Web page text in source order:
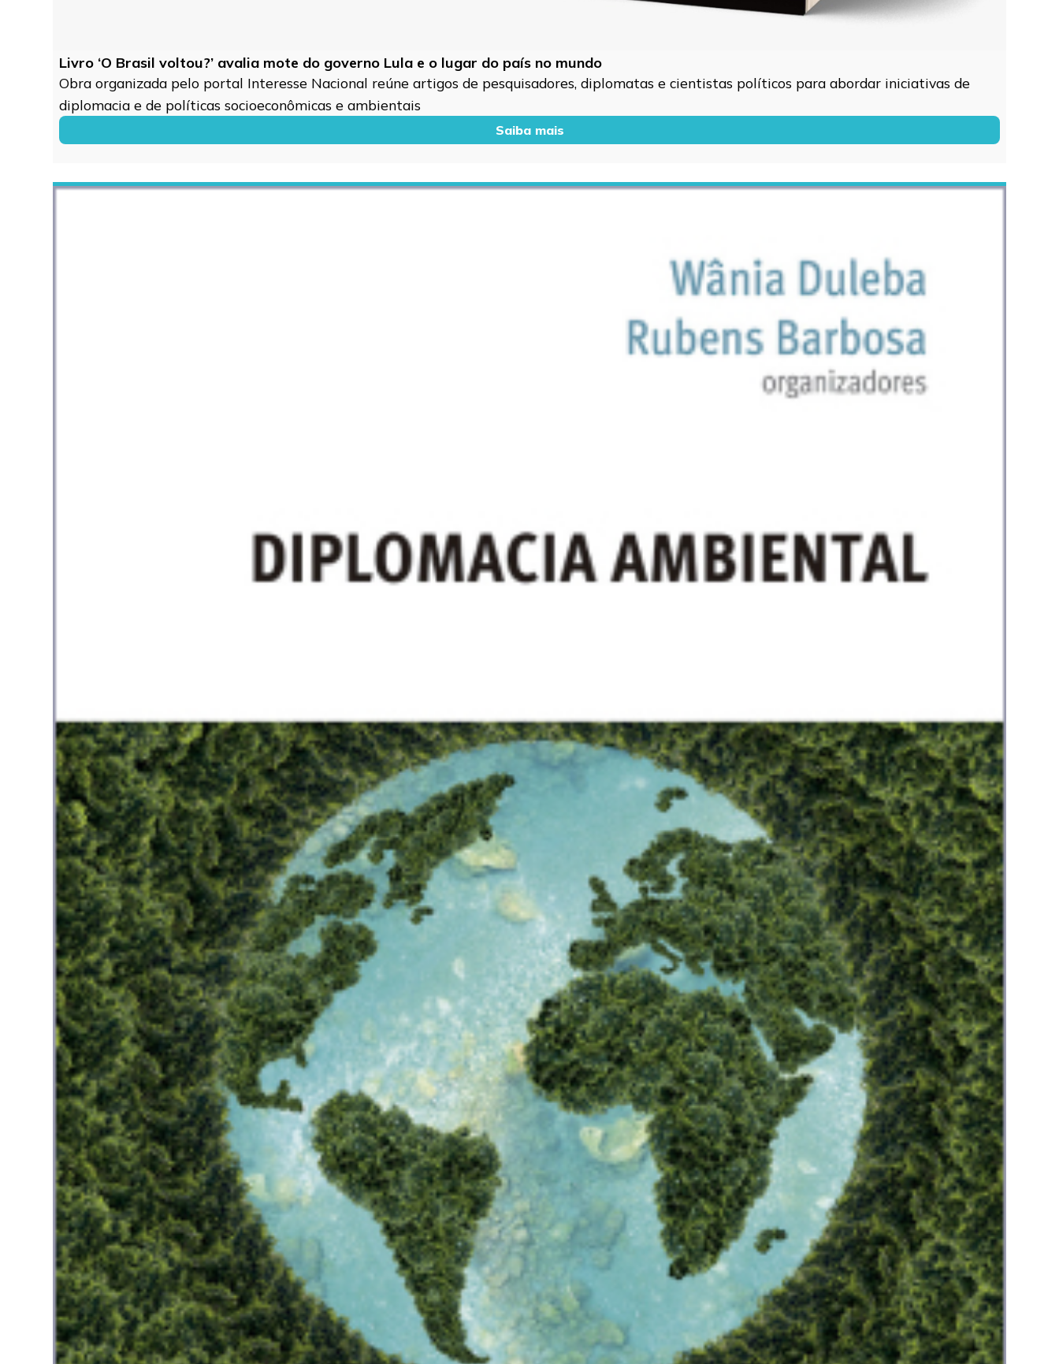
Livro ‘O Brasil voltou?’ avalia mote do governo Lula e o lugar do país no mundo
Obra organizada pelo portal Interesse Nacional reúne artigos de pesquisadores, diplomatas e cientistas políticos para abordar iniciativas de
diplomacia e de políticas socioeconômicas e ambientais
Saiba mais